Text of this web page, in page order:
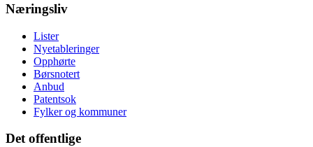
Næringsliv
Lister
Nyetableringer
Opphørte
Børsnotert
Anbud
Patentsok
Fylker og kommuner
Det offentlige